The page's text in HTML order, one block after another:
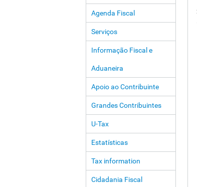
Agenda Fiscal
Serviços
Informação Fiscal e
Aduaneira
Apoio ao Contribuinte
Grandes Contribuintes
U-Tax
Estatísticas
Tax information
Cidadania Fiscal